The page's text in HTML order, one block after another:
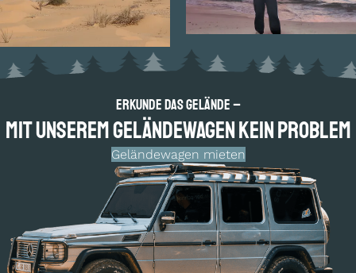
Erkunde das Gelände –
Mit unserem Geländewagen kein Problem
Geländewagen mieten